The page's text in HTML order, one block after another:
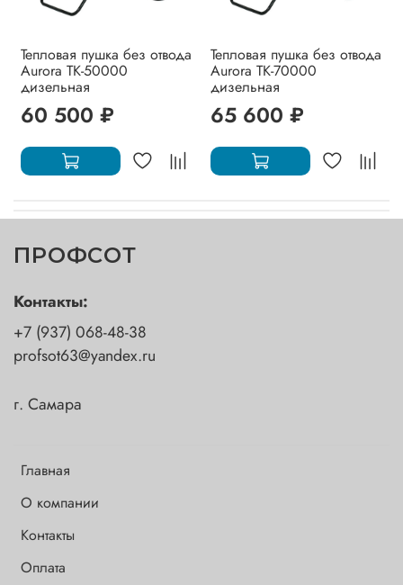
Тепловая пушка без отвода
Aurora TK-50000
дизельная
60 500 ₽
Тепловая пушка без отвода
Aurora TK-70000
дизельная
65 600 ₽
ПРОФСОТ
Главная
О компании
Контакты
Оплата
Контакты:
+7 (937) 068-48-38
profsot63@yandex.ru
г. Самара